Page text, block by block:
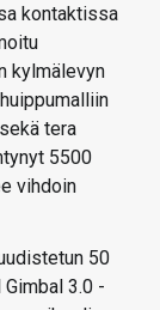
kontaktissa
kylmälevyn
tera
5500
vihdoin
50
3.0 -